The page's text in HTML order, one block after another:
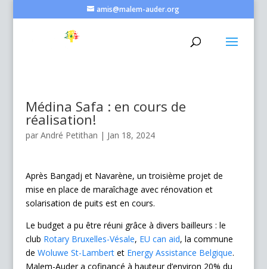
amis@malem-auder.org
Médina Safa : en cours de
réalisation!
par André Petithan | Jan 18, 2024
Après Bangadj et Navarène, un troisième projet de
mise en place de maraîchage avec rénovation et
solarisation de puits est en cours.
Le budget a pu être réuni grâce à divers bailleurs : le
club Rotary Bruxelles-Vésale, EU can aid, la commune
de Woluwe St-Lambertet Energy Assistance Belgique.
Malem-Auder a cofinancé à hauteur d’environ 20% du